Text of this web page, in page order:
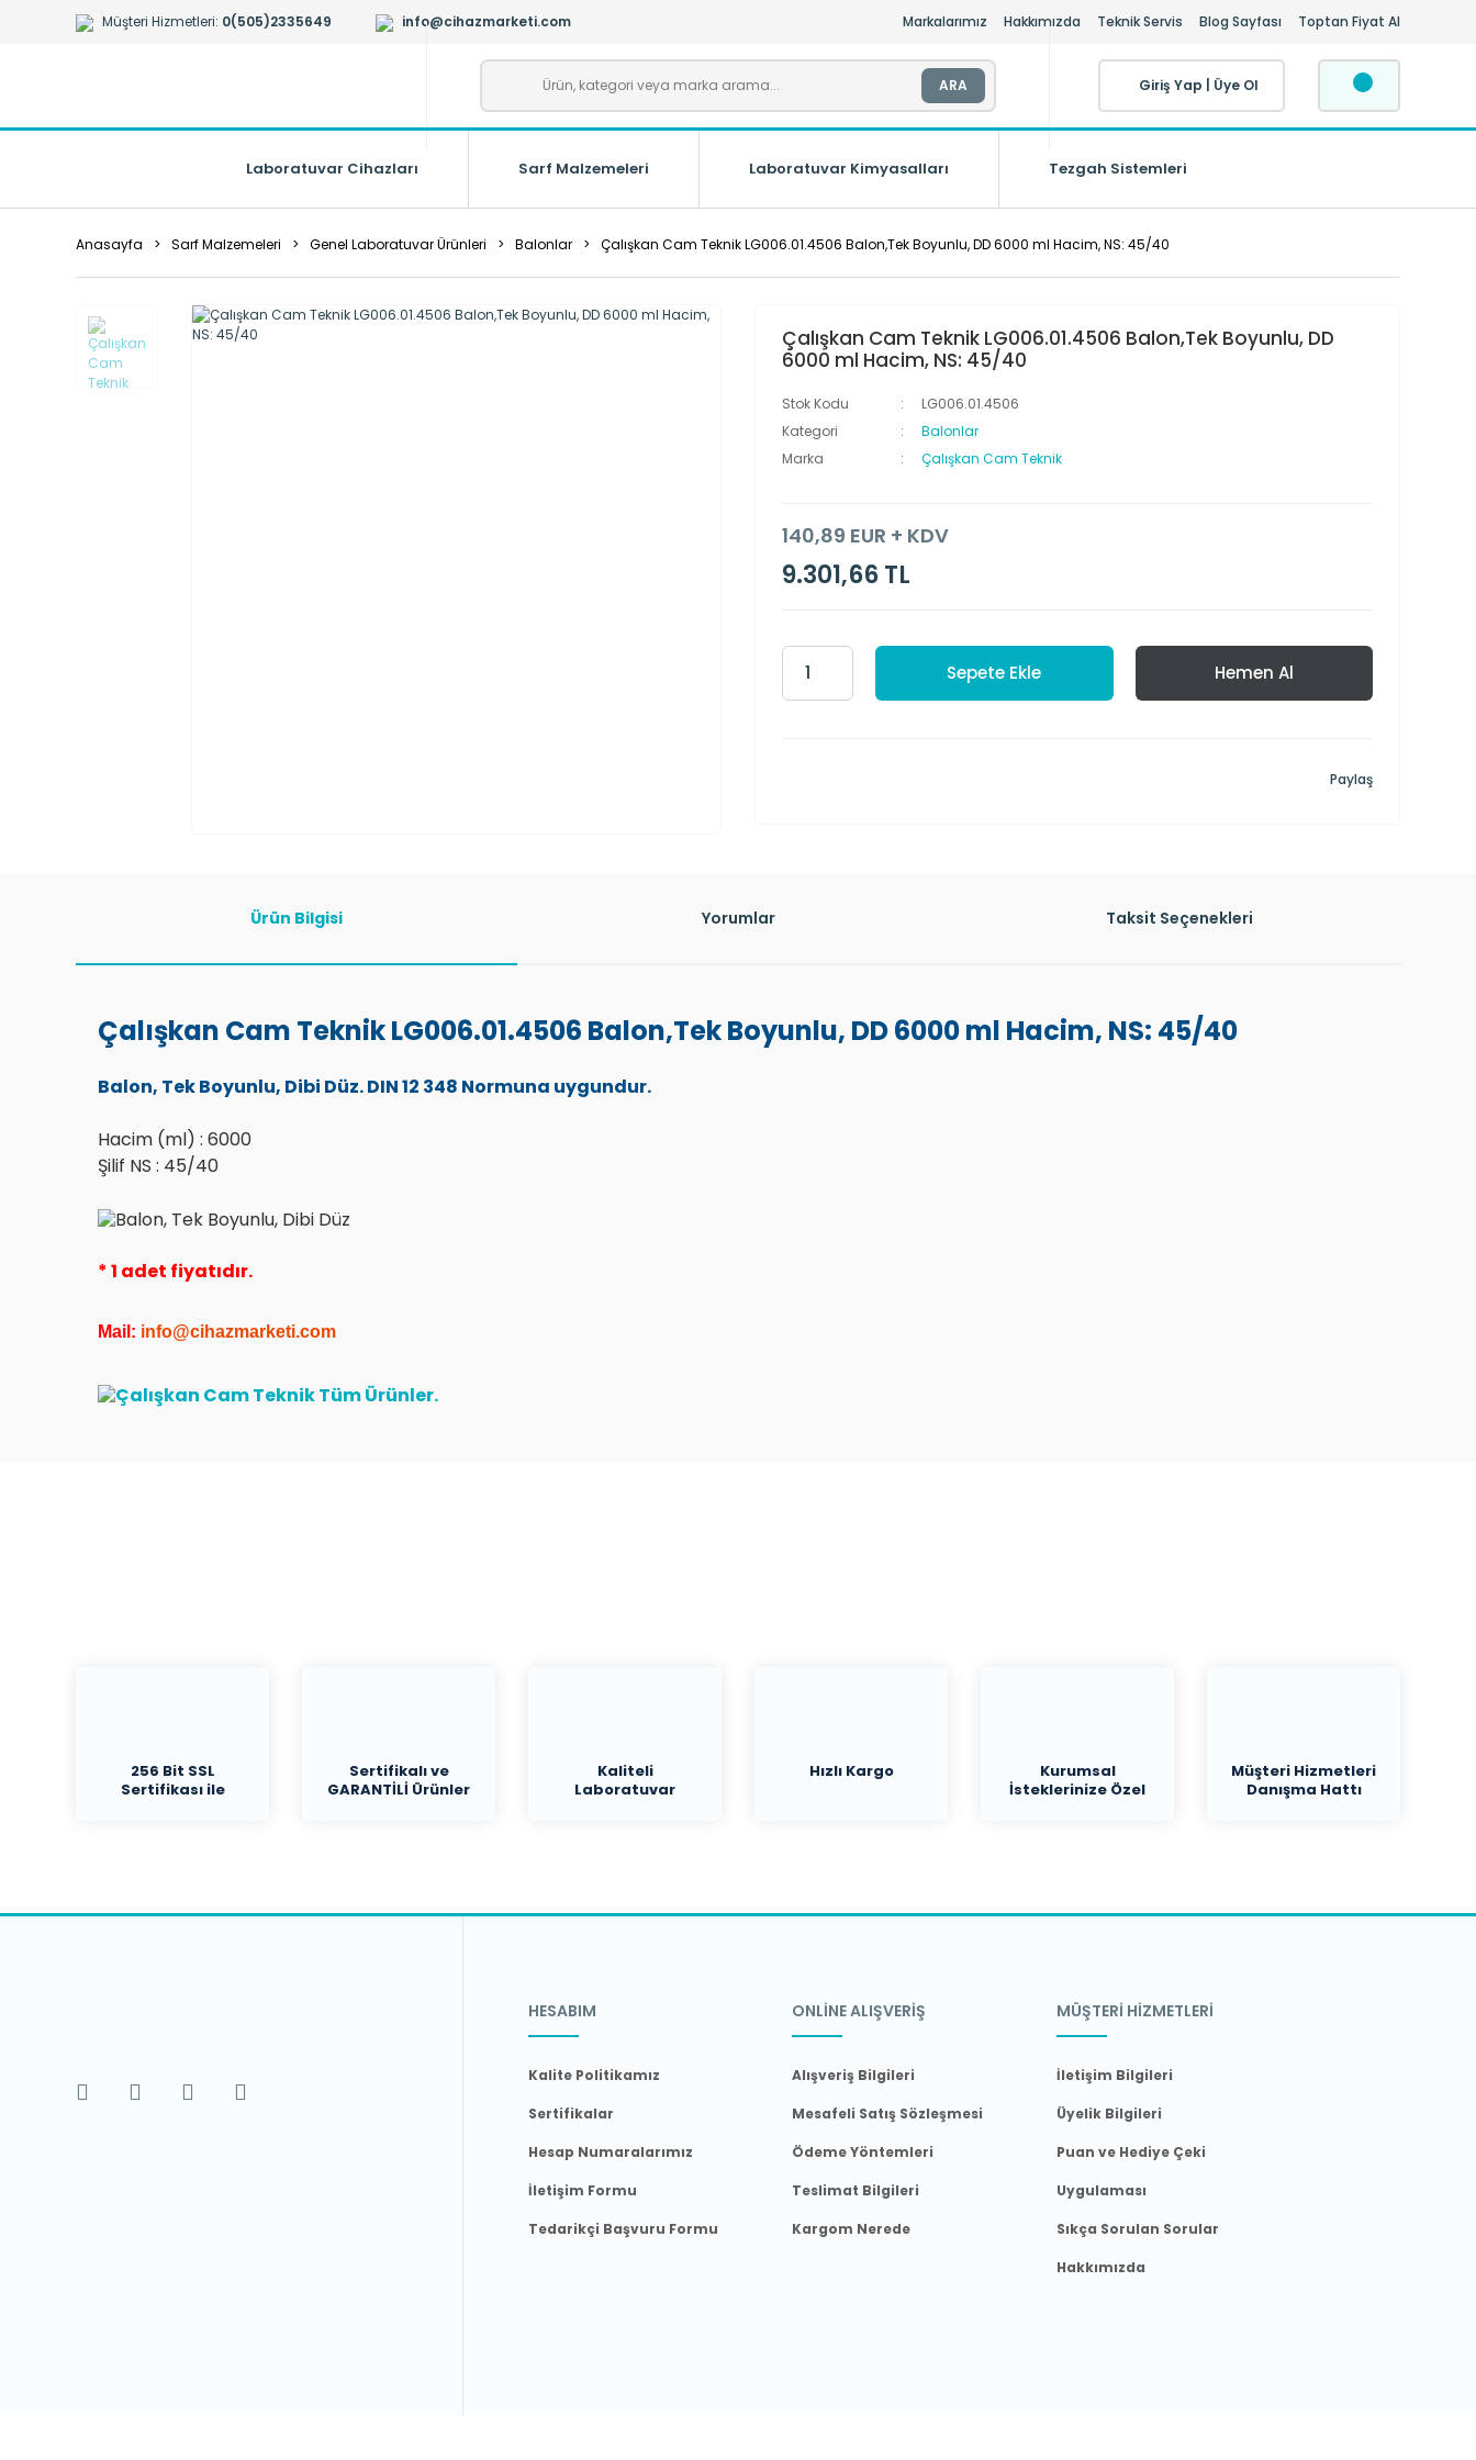
Müşteri Hizmetleri: 0(505)2335649 info@cihazmarketi.com Markalarımız Hakkımızda Teknik Servis Blog Sayfası Toptan Fiyat Al
ARA Giriş Yap Üye Ol
Laboratuvar Cihazları Sarf Malzemeleri Laboratuvar Kimyasalları Tezgah Sistemleri
Anasayfa Sarf Malzemeleri Genel Laboratuvar Ürünleri Balonlar Çalışkan Cam Teknik LG006.01.4506 Balon,Tek Boyunlu, DD 6000 ml Hacim, NS: 45/40
Çalışkan Cam Teknik LG006.01.4506 Balon,Tek Boyunlu, DD
6000 ml Hacim, NS: 45/40
Stok Kodu
LG006.01.4506
Kategori
Balonlar
Marka
Çalışkan Cam Teknik
140,89 EUR + KDV
9.301,66 TL
Sepete Ekle Hemen Al
Paylaş
Ürün Bilgisi Yorumlar Taksit Seçenekleri
Çalışkan Cam Teknik LG006.01.4506 Balon,Tek Boyunlu, DD 6000 ml Hacim, NS: 45/40
Balon, Tek Boyunlu, Dibi Düz. DIN 12 348 Normuna uygundur.
Hacim (ml) : 6000
Şilif NS : 45/40
* 1 adet fiyatıdır.
Mail: info@cihazmarketi.com
256 Bit SSL
Sertifikası ile
Sertifikalı ve
GARANTİLİ Ürünler
Kaliteli
Laboratuvar
Hızlı Kargo
Kurumsal
İsteklerinize Özel
Müşteri Hizmetleri
Danışma Hattı
HESABIM
Kalite Politikamız
Sertifikalar
Hesap Numaralarımız
İletişim Formu
Tedarikçi Başvuru Formu
ONLİNE ALIŞVERİŞ
Alışveriş Bilgileri
Mesafeli Satış Sözleşmesi
Ödeme Yöntemleri
Teslimat Bilgileri
Kargom Nerede
MÜŞTERİ HİZMETLERİ
İletişim Bilgileri
Üyelik Bilgileri
Puan ve Hediye Çeki
Uygulaması
Sıkça Sorulan Sorular
Hakkımızda